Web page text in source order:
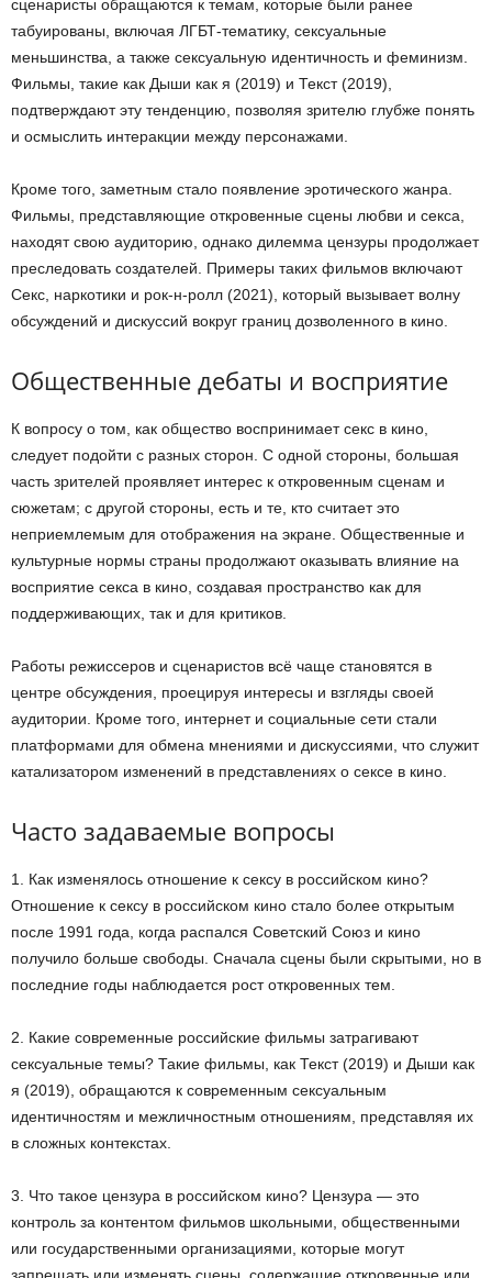
сценаристы обращаются к темам, которые были ранее
табуированы, включая ЛГБТ-тематику, сексуальные
меньшинства, а также сексуальную идентичность и феминизм.
Фильмы, такие как Дыши как я (2019) и Текст (2019),
подтверждают эту тенденцию, позволяя зрителю глубже понять
и осмыслить интеракции между персонажами.
Кроме того, заметным стало появление эротического жанра.
Фильмы, представляющие откровенные сцены любви и секса,
находят свою аудиторию, однако дилемма цензуры продолжает
преследовать создателей. Примеры таких фильмов включают
Секс, наркотики и рок-н-ролл (2021), который вызывает волну
обсуждений и дискуссий вокруг границ дозволенного в кино.
Общественные дебаты и восприятие
К вопросу о том, как общество воспринимает секс в кино,
следует подойти с разных сторон. С одной стороны, большая
часть зрителей проявляет интерес к откровенным сценам и
сюжетам; с другой стороны, есть и те, кто считает это
неприемлемым для отображения на экране. Общественные и
культурные нормы страны продолжают оказывать влияние на
восприятие секса в кино, создавая пространство как для
поддерживающих, так и для критиков.
Работы режиссеров и сценаристов всё чаще становятся в
центре обсуждения, проецируя интересы и взгляды своей
аудитории. Кроме того, интернет и социальные сети стали
платформами для обмена мнениями и дискуссиями, что служит
катализатором изменений в представлениях о сексе в кино.
Часто задаваемые вопросы
1. Как изменялось отношение к сексу в российском кино?
Отношение к сексу в российском кино стало более открытым
после 1991 года, когда распался Советский Союз и кино
получило больше свободы. Сначала сцены были скрытыми, но в
последние годы наблюдается рост откровенных тем.
2. Какие современные российские фильмы затрагивают
сексуальные темы? Такие фильмы, как Текст (2019) и Дыши как
я (2019), обращаются к современным сексуальным
идентичностям и межличностным отношениям, представляя их
в сложных контекстах.
3. Что такое цензура в российском кино? Цензура — это
контроль за контентом фильмов школьными, общественными
или государственными организациями, которые могут